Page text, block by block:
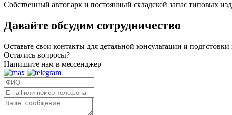
Собственный автопарк и постоянный складской запас типовых
Давайте обсудим сотрудничество
Оставьте свои контакты для детальной консультации и
Остались вопросы?
Напишите нам в мессенджер